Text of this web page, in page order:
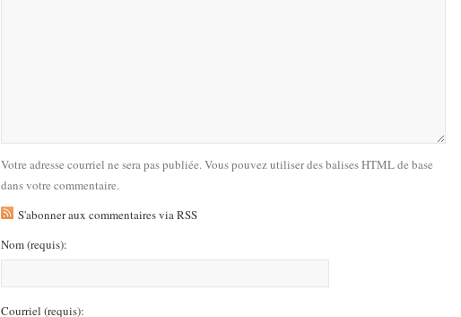
Votre adresse courriel ne sera pas publiée. Vous pouvez utiliser des balises HTML de base
dans votre commentaire.
S'abonner aux commentaires via RSS
Nom(requis):
Courriel (requis):